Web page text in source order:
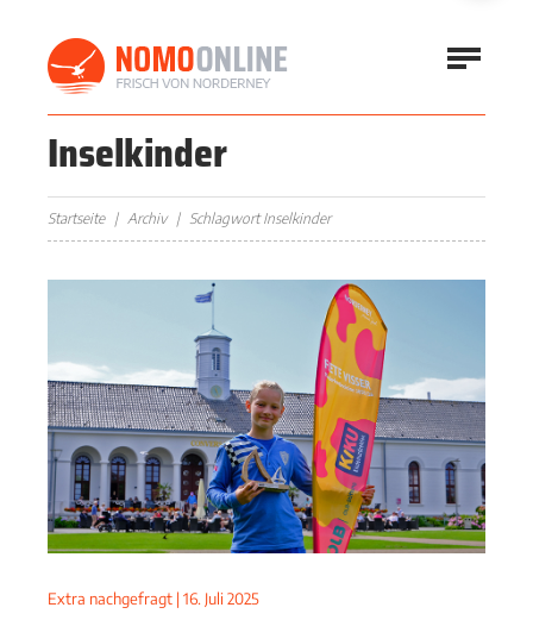
Inselkinder
Startseite Archiv Schlagwort Inselkinder
Extra nachgefragt | 16. Juli 2025